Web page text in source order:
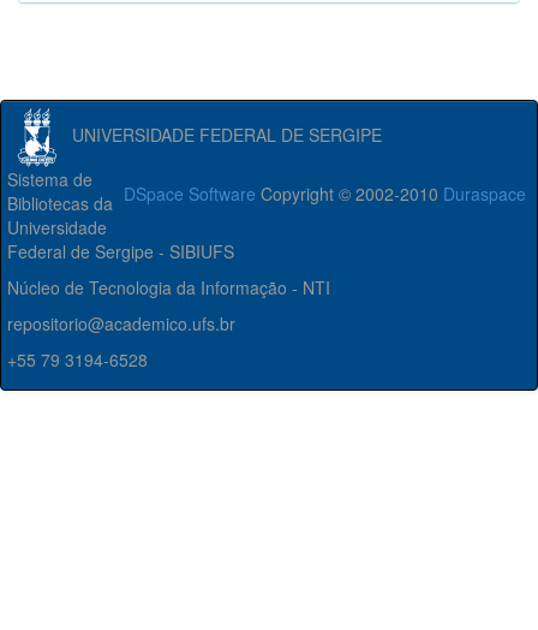
UNIVERSIDADE FEDERAL DE SERGIPE
DSpace Software Copyright © 2002-2010 Duraspace
Sistema de
Bibliotecas da
Universidade
Federal de Sergipe - SIBIUFS
Núcleo de Tecnologia da Informação - NTI
repositorio@academico.ufs.br
+55 79 3194-6528